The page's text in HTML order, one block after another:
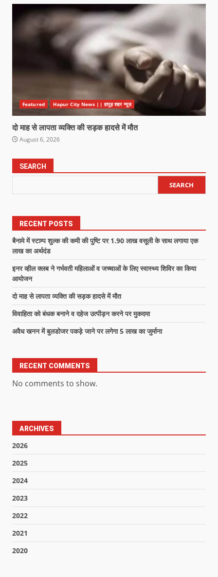
Featured Hapur City News || हापुड़ शहर न्यूज़
दो माह से लापता व्यक्ति की सड़क हादसे में मौत
August 6, 2026
SEARCH
SEARCH
RECENT POSTS
बैनामे में स्टाम्प शुल्क की कमी की पुष्टि पर 1.90 लाख वसूली के साथ लगाया एक
लाख का अर्थदंड
इनर व्हील क्लब ने गर्भवती महिलाओं व जच्चाओं के लिए स्वास्थ्य शिविर का किया
आयोजन
दो माह से लापता व्यक्ति की सड़क हादसे में मौत
विवाहिता को बंधक बनाने व दहेज उत्पीड़न करने पर मुकदमा
अवैध खनन में बुलडोजर पकड़े जाने पर लगेगा 5 लाख का जुर्माना
RECENT COMMENTS
No comments to show.
ARCHIVES
2026
2025
2024
2023
2022
2021
2020